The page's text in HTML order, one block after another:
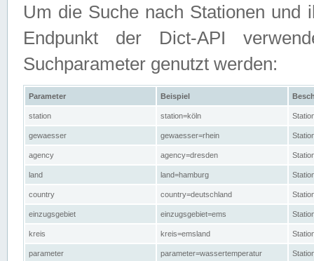
Um die Suche nach Stationen und
Endpunkt der Dict-API
Suchparameter genutzt werden:
Parameter Beispiel
station station=köln
gewaesser gewaesser=rhein
agency agency=dresden
land land=hamburg
country country=deutschland
einzugsgebiet einzugsgebiet=ems
kreis kreis=emsland
parameter parameter=wassertemperatur